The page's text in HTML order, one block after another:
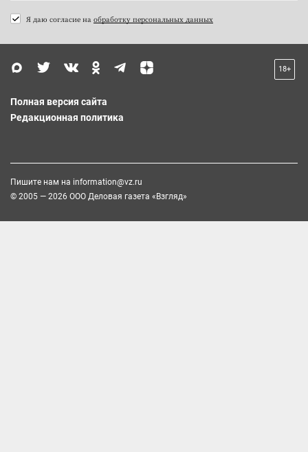
Я даю согласие на обработку персональных данных
18+
Полная версия сайта
Редакционная политика
Пишите нам на information@vz.ru
© 2005 — 2026 ООО Деловая газета «Взгляд»